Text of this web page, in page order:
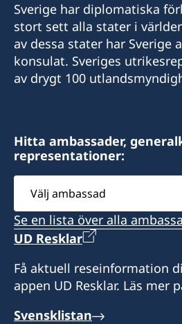
Sverige har diplomatiska
stort sett alla stater i
av dessa stater har Sverige
konsulat. Sveriges
av drygt 100
Hitta ambassader,
representationer:
Välj
ambassad
Se en lista över alla
UD Resklar
Få aktuell reseinformation
appen UD Resklar. Läs mer
Svensklistan